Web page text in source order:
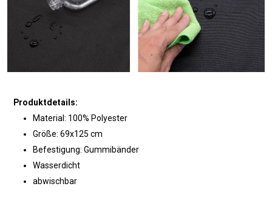
Produktdetails:
Material: 100% Polyester
Größe: 69x125 cm
Befestigung: Gummibänder
Wasserdicht
abwischbar